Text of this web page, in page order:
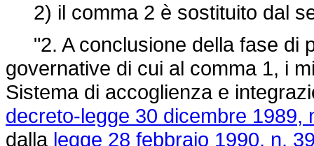
2) il comma 2 è sostituito dal
"2. A conclusione della fase di
governative di cui al comma 1, i
Sistema di accoglienza e
decreto-legge 30 dicembre 1989,
dalla legge 28 febbraio 1990, n.